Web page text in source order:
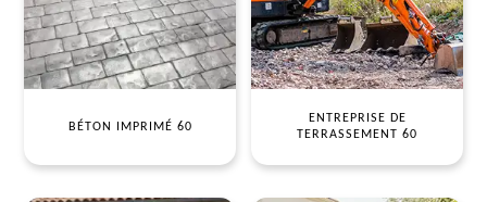
BÉTON IMPRIMÉ 60
ENTREPRISE DE
TERRASSEMENT 60